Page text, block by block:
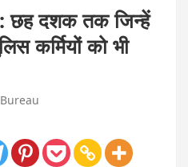
छह दशक तक जिन्हें
कर्मियों को भी